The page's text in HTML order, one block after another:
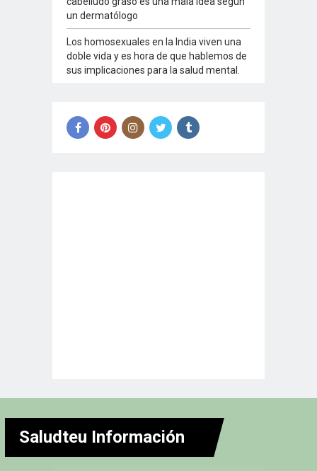
un dermatólogo
Los homosexuales en la India viven una
doble vida y es hora de que hablemos de
sus implicaciones para la salud mental.
Saludteu Información